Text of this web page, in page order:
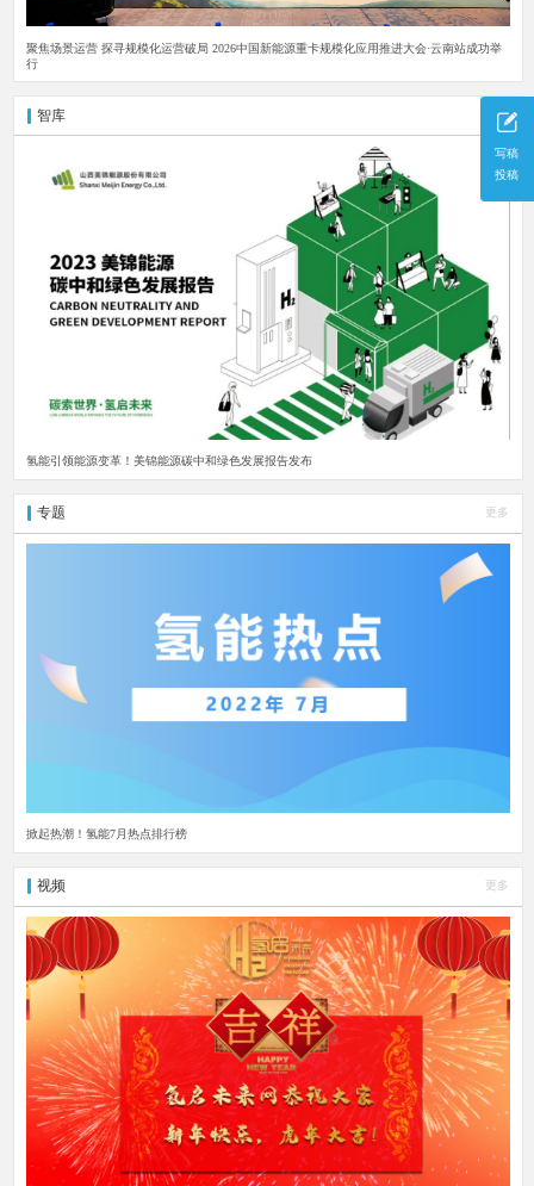
写稿
投稿
聚焦场景运营 探寻规模化运营破局 2026中国新能源重卡规模化应用推进大会·云南站成功举
行
智库 更多
氢能引领能源变革！美锦能源碳中和绿色发展报告发布
专题 更多
掀起热潮！氢能7月热点排行榜
视频 更多